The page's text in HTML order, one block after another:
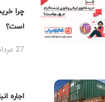
چرا
است؟
27 مرداد 1404
اجاره